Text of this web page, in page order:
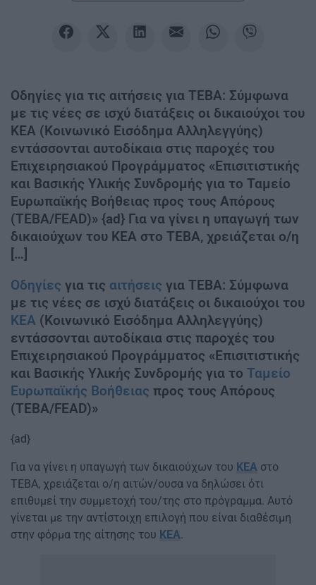
Οδηγίες για τις αιτήσεις για ΤΕΒΑ: Σύμφωνα
με τις νέες σε ισχύ διατάξεις οι δικαιούχοι του
ΚΕΑ (Κοινωνικό Εισόδημα Αλληλεγγύης)
εντάσσονται αυτοδίκαια στις παροχές του
Επιχειρησιακού Προγράμματος «Επισιτιστικής
και Βασικής Υλικής Συνδρομής για το Ταμείο
Ευρωπαϊκής Βοήθειας προς τους Απόρους
(ΤΕΒΑ/FEAD)» {ad} Για να γίνει η υπαγωγή των
δικαιούχων του ΚΕΑ στο ΤΕΒΑ, χρειάζεται ο/η
[…]
Οδηγίες για τις αιτήσεις για ΤΕΒΑ: Σύμφωνα
με τις νέες σε ισχύ διατάξεις οι δικαιούχοι του
ΚΕΑ (Κοινωνικό Εισόδημα Αλληλεγγύης)
εντάσσονται αυτοδίκαια στις παροχές του
Επιχειρησιακού Προγράμματος «Επισιτιστικής
και Βασικής Υλικής Συνδρομής για το Ταμείο
Ευρωπαϊκής Βοήθειας προς τους Απόρους
(ΤΕΒΑ/FEAD)»
{ad}
Για να γίνει η υπαγωγή των δικαιούχων του ΚΕΑ στο
ΤΕΒΑ, χρειάζεται ο/η αιτών/ουσα να δηλώσει ότι
επιθυμεί την συμμετοχή του/της στο πρόγραμμα. Αυτό
γίνεται με την αντίστοιχη επιλογή που είναι διαθέσιμη
στην φόρμα της αίτησης του ΚΕΑ.